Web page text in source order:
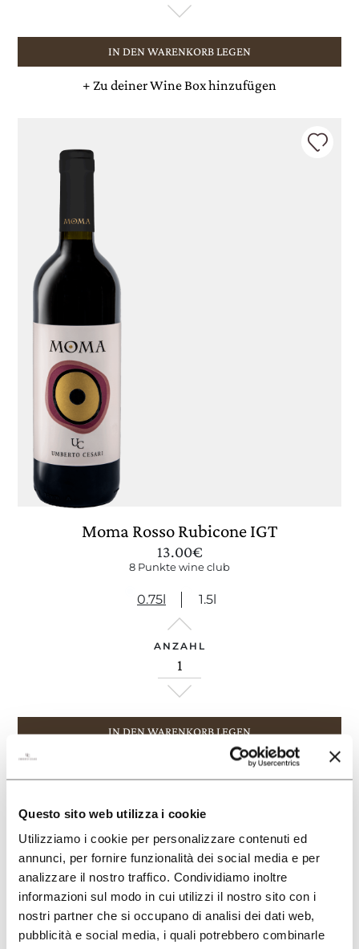
Questo sito web utilizza i cookie
Utilizziamo i cookie per personalizzare contenuti ed
annunci, per fornire funzionalità dei social media e per
analizzare il nostro traffico. Condividiamo inoltre
informazioni sul modo in cui utilizzi il nostro sito con i
nostri partner che si occupano di analisi dei dati web,
pubblicità e social media, i quali potrebbero combinarle
WEINE
FINDEN SIE ES HERAUS
RESERVIERTER BEREICH
CERCA
IN DEN WARENKORB LEGEN
+ Zu deiner Wine Box hinzufügen
Moma Rosso Rubicone IGT
13.00€
8 Punkte wine club
0.75l 1.5l
ANZAHL
IN DEN WARENKORB LEGEN
Zu deiner Wine Box hinzufügen